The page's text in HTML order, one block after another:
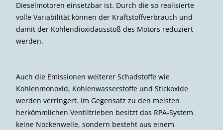
Dieselmotoren einsetzbar ist. Durch die so realisierte
volle Variabilität können der Kraftstoffverbrauch und
damit der Kohlendioxidausstoß des Motors reduziert
werden.
Auch die Emissionen weiterer Schadstoffe wie
Kohlenmonoxid, Kohlenwasserstoffe und Stickoxide
werden verringert. Im Gegensatz zu den meisten
herkömmlichen Ventiltrieben besitzt das RPA-System
keine Nockenwelle, sondern besteht aus einem